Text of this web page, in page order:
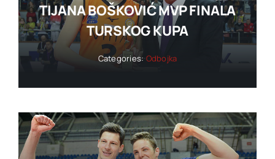
TIJANA BOŠKOVIĆ MVP FINALA
TURSKOG KUPA
Categories: Odbojka